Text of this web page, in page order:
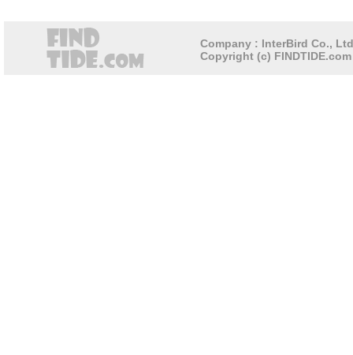
Company : InterBird Co.,
Copyright (c)